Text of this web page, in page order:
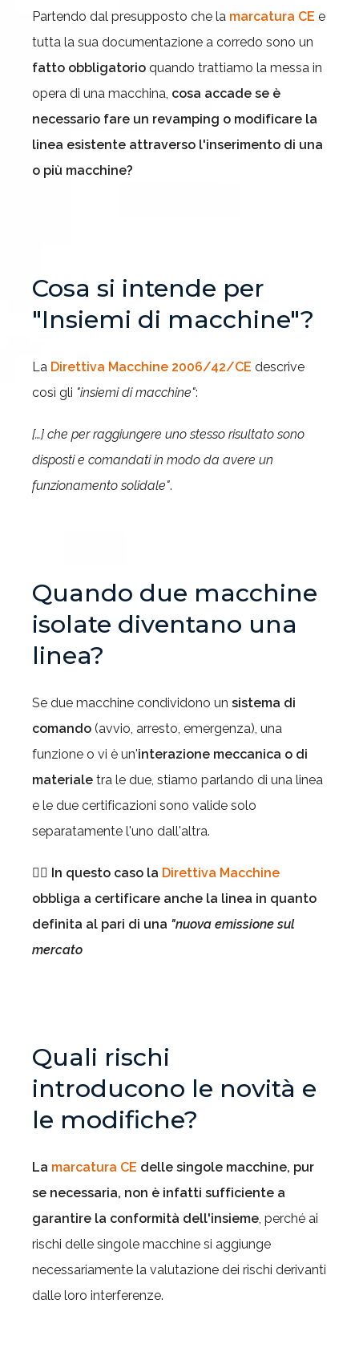
Partendo dal presupposto che la marcatura CE e
tutta la sua documentazione a corredo sono un
fatto obbligatorio quando trattiamo la messa in
opera di una macchina, cosa accade se è
necessario fare un revamping o modificare la
linea esistente attraverso l'inserimento di una
o più macchine?
Cosa si intende per
"Insiemi di macchine"?
La Direttiva Macchine 2006/42/CE descrive
così gli "insiemi di macchine":
[…] che per raggiungere uno stesso risultato sono
disposti e comandati in modo da avere un
funzionamento solidale".
Quando due macchine
isolate diventano una
linea?
Se due macchine condividono un sistema di
comando (avvio, arresto, emergenza), una
funzione o vi è un'interazione meccanica o di
materiale tra le due, stiamo parlando di una linea
e le due certificazioni sono valide solo
separatamente l'uno dall'altra.
👉🏻 In questo caso la Direttiva Macchine
obbliga a certificare anche la linea in quanto
definita al pari di una "nuova emissione sul
mercato
Quali rischi
introducono le novità e
le modifiche?
La marcatura CE delle singole macchine, pur
se necessaria, non è infatti sufficiente a
garantire la conformità dell'insieme, perché ai
rischi delle singole macchine si aggiunge
necessariamente la valutazione dei rischi derivanti
dalle loro interferenze.